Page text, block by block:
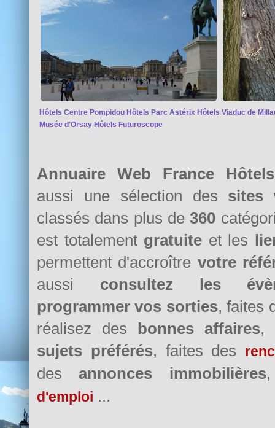
Hôtels Centre Pompidou Hôtels Parc Astérix Hôtels Viaduc de
Musée d'Orsay Hôtels Futuroscope
Annuaire Web France
aussi une sélection des sites
classés dans plus de360
est totalement gratuite et les
permettent d'accroître votre
aussi consultez les
programmer vos sorties, faites
réalisez des
bonnes affaires,
sujets préférés, faites des
desannonces immobilières
d'emploi ...